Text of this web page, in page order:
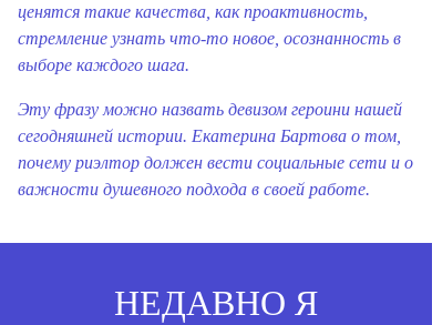
ценятся такие качества, как проактивность,
стремление узнать что-то новое, осознанность в
выборе каждого шага.
Эту фразу можно назвать девизом героини нашей
сегодняшней истории. Екатерина Бартова о том,
почему риэлтор должен вести социальные сети и о
важности душевного подхода в своей работе.
НЕДАВНО Я